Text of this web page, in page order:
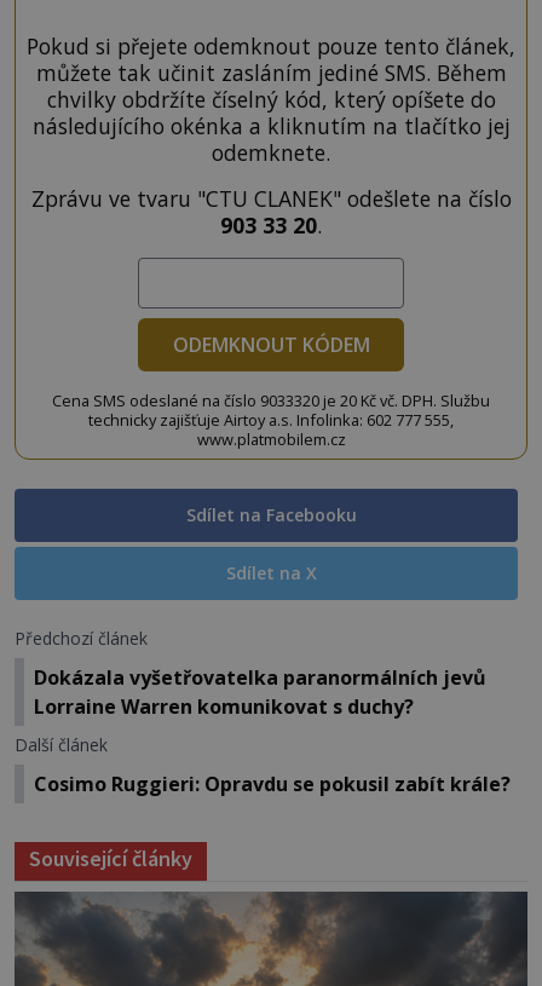
Pokud si přejete odemknout pouze tento článek,
můžete tak učinit zasláním jediné SMS. Během
chvilky obdržíte číselný kód, který opíšete do
následujícího okénka a kliknutím na tlačítko jej
odemknete.
Zprávu ve tvaru "CTU CLANEK" odešlete na číslo
903 33 20.
ODEMKNOUT KÓDEM
Cena SMS odeslané na číslo 9033320 je 20 Kč vč. DPH. Službu
technicky zajišťuje Airtoy a.s. Infolinka: 602 777 555,
www.platmobilem.cz
Sdílet na Facebooku
Sdílet na X
Předchozí článek
Dokázala vyšetřovatelka paranormálních jevů
Lorraine Warren komunikovat s duchy?
Další článek
Cosimo Ruggieri: Opravdu se pokusil zabít krále?
Související články